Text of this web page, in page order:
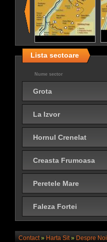
Lista sectoare
Nume sector
Grota
La Izvor
Hornul Crenelat
Creasta Frumoasa
Peretele Mare
Faleza Fortei
Contact» Harta Sit» Despre Noi